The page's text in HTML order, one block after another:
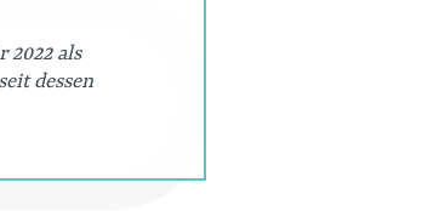
2022 als
dessen